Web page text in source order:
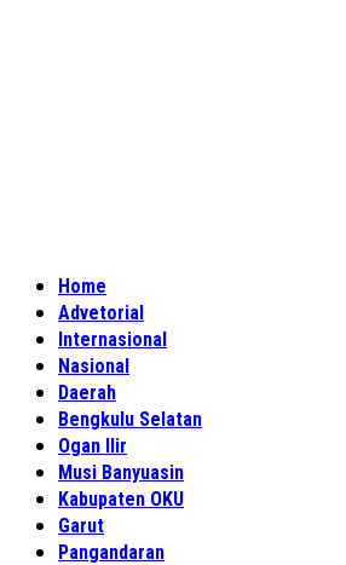
Home
Advetorial
Internasional
Nasional
Daerah
Bengkulu Selatan
Ogan Ilir
Musi Banyuasin
Kabupaten OKU
Garut
Pangandaran